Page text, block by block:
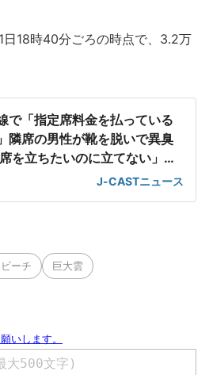
18時40分ごろの時点で、3.2万
で「指定席料金を払っている
隣席の男性が靴を脱いで異臭
を立ちたいのに立てない」息
J-CASTニュース
ーチ 巨大雲